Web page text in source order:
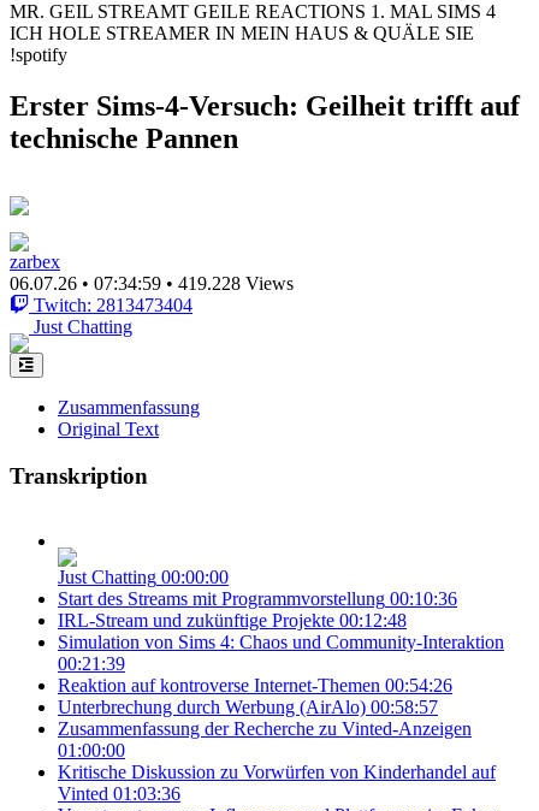
MR. GEIL STREAMT GEILE REACTIONS 1. MAL SIMS 4
ICH HOLE STREAMER IN MEIN HAUS & QUÄLE SIE
!spotify
Erster Sims-4-Versuch: Geilheit trifft auf
technische Pannen
zarbex
06.07.26 • 07:34:59 • 419.228 Views
Twitch: 2813473404
Just Chatting
Zusammenfassung
Original Text
Transkription
Just Chatting 00:00:00
Start des Streams mit Programmvorstellung 00:10:36
IRL-Stream und zukünftige Projekte 00:12:48
Simulation von Sims 4: Chaos und Community-Interaktion
00:21:39
Reaktion auf kontroverse Internet-Themen 00:54:26
Unterbrechung durch Werbung (AirAlo) 00:58:57
Zusammenfassung der Recherche zu Vinted-Anzeigen
01:00:00
Kritische Diskussion zu Vorwürfen von Kinderhandel auf
Vinted 01:03:36